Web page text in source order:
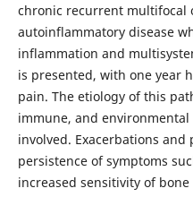
chronic recurrent multifocal
autoinflammatory disease
inflammation and
is presented, with one year
pain. The etiology of this
immune, and
involved. Exacerbations
persistence of symptoms
increased sensitivity of